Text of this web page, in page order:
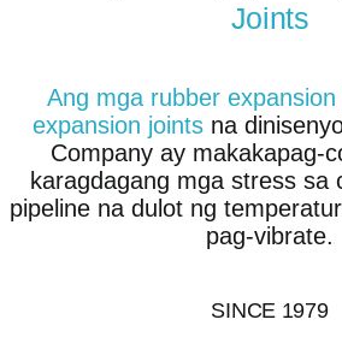
Joints
Ang mga rubber expansion
expansion joints na
Company ay makakapag-
karagdagang mga stress sa
pipeline na dulot ng
pag-vibrate.
SINCE 1979